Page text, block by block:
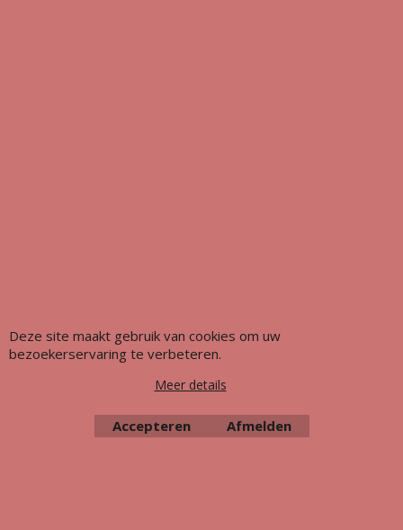
Meubeluniek's Meubelrestauratieshop: Met glans de beste!!
Deze site maakt gebruik van cookies om uw
bezoekerservaring te verbeteren.
Meer details
Accepteren Afmelden